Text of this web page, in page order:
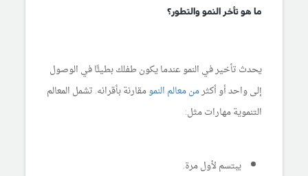
ما هو تأخر النمو والتطور؟
يحدث تأخير في النمو عندما يكون طفلك بطيئًا في الوصول
إلى واحد أو أكثرمن معالم النمومقارنة بأقرانه. تشمل المعالم
التنموية مهارات مثل:
يبتسم لأول مرة.